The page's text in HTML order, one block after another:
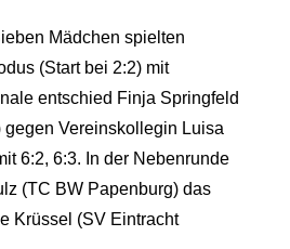
Mädchen spielten
(Start bei 2:2) mit
entschied Finja Springfeld
gegen Vereinskollegin Luisa
6:2, 6:3. In der Nebenrunde
(TC BW Papenburg) das
Krüssel (SV Eintracht